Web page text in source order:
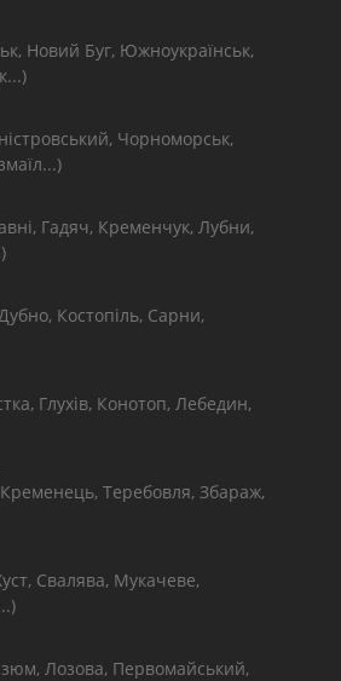
Новий Буг, Южноукраїнськ,
Чорноморськ,
Гадяч, Кременчук, Лубни,
Костопіль, Сарни,
Глухів, Конотоп, Лебедин,
Теребовля, Збараж,
Свалява, Мукачеве,
Лозова, Первомайський,